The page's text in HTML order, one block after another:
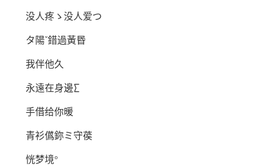
没人疼ゝ没人爱つ
タ陽ˇ錯過黃昬
我伴他久
永遠在身邊∑
手借给你暖
青衫儰鉨ミ守葔
恍梦境°